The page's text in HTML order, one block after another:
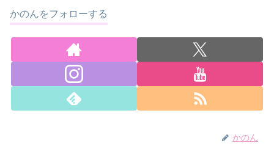
かのんをフォローする
かのん